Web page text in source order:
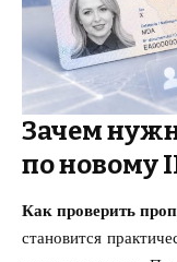
Зачем
по новому
Как проверить
становится